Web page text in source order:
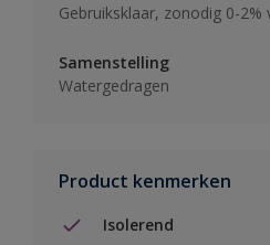
Gebruiksklaar, zonodig 0-
Samenstelling
Watergedragen
Product kenmerken
Isolerend